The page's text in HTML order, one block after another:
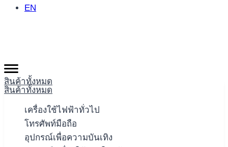
EN
สินค้าทั้งหมด
สินค้าทั้งหมด
เครื่องใช้ไฟฟ้าทั่วไป
โทรศัพท์มือถือ
อุปกรณ์เพื่อความบันเทิง